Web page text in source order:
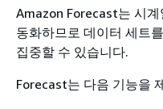
Amazon Forecast는 시
동화하므로 데이터 세트
집중할 수 있습니다.
Forecast는 다음 기능을